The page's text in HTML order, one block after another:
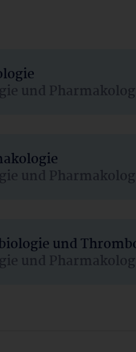
und
und
und
und